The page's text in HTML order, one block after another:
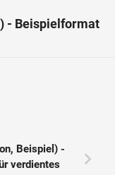
- Beispielformat
Beispiel) -
verdientes